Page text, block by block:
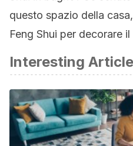
questo spazio della
Feng Shui per decorare
Interesting